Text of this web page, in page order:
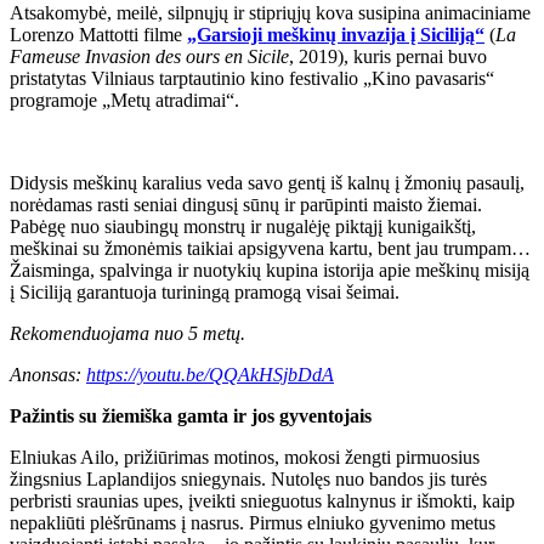
Atsakomybė, meilė, silpnųjų ir stipriųjų kova susipina animaciniame
Lorenzo Mattotti filme „Garsioji meškinų invazija į Siciliją“ (La
Fameuse Invasion des ours en Sicile, 2019), kuris pernai buvo
pristatytas Vilniaus tarptautinio kino festivalio „Kino pavasaris“
programoje „Metų atradimai“.
Didysis meškinų karalius veda savo gentį iš kalnų į žmonių pasaulį,
norėdamas rasti seniai dingusį sūnų ir parūpinti maisto žiemai.
Pabėgę nuo siaubingų monstrų ir nugalėję piktąjį kunigaikštį,
meškinai su žmonėmis taikiai apsigyvena kartu, bent jau trumpam…
Žaisminga, spalvinga ir nuotykių kupina istorija apie meškinų misiją
į Siciliją garantuoja turiningą pramogą visai šeimai.
Rekomenduojama nuo 5 metų.
Anonsas: https://youtu.be/QQAkHSjbDdA
Pažintis su žiemiška gamta ir jos gyventojais
Elniukas Ailo, prižiūrimas motinos, mokosi žengti pirmuosius
žingsnius Laplandijos sniegynais. Nutolęs nuo bandos jis turės
perbristi sraunias upes, įveikti snieguotus kalnynus ir išmokti, kaip
nepakliūti plėšrūnams į nasrus. Pirmus elniuko gyvenimo metus